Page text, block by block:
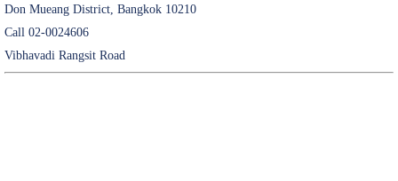
Don Mueang District, Bangkok 10210
Call 02-0024606
Vibhavadi Rangsit Road